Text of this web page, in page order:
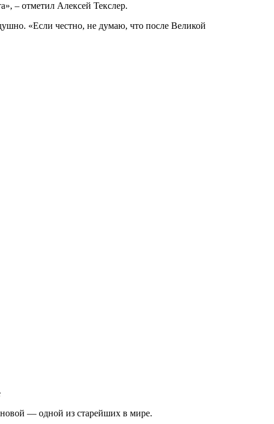
– отметил Алексей Текслер.
«Если честно, не думаю, что после Великой
— одной из старейших в мире.